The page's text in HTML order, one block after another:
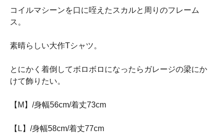
コイルマシーンを口に咥えたスカルと周りのフレーム
ス。
素晴らしい大作Tシャツ。
とにかく着倒してボロボロになったらガレージの梁にか
けて飾りたい。
【M】/身幅56cm/着丈73cm
【L】/身幅58cm/着丈77cm